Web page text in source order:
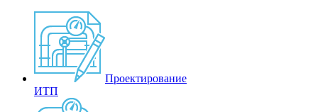
Проектирование
ИТП